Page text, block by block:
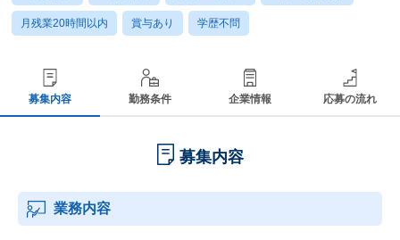
月残業20時間以内 賞与あり 学歴不問
募集内容 勤務条件 企業情報 応募の流れ
募集内容
業務内容